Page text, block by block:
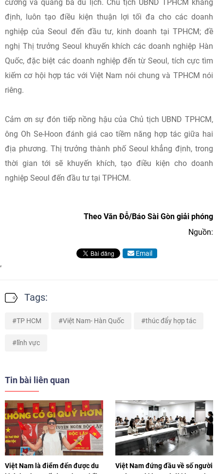
cường và quảng bá du lịch. Chủ tịch UBND TPHCM khẳng
định, luôn tạo điều kiện thuận lợi tối đa cho các doanh
nghiệp của Seoul đến đầu tư, kinh doanh tại TPHCM; đề
nghị Thị trưởng Seoul khuyến khích các doanh nghiệp Hàn
Quốc, đặc biệt các doanh nghiệp đến từ Seoul, tích cực tìm
kiếm cơ hội hợp tác với Việt Nam nói chung và TPHCM nói
riêng.
Cảm ơn sự đón tiếp nồng hậu của Chủ tịch UBND TPHCM,
ông Oh Se-Hoon đánh giá cao tiềm năng hợp tác giữa hai
địa phương. Thị trưởng thành phố Seoul khẳng định, trong
thời gian tới sẽ khuyến khích, tạo điều kiện cho doanh
nghiệp Seoul đến đầu tư tại TPHCM.
Theo Văn Đỗ/Báo Sài Gòn giải phóng
Nguồn:
Email
Tags:
TP HCM Việt Nam- Hàn Quốc thúc đẩy hợp tác
lĩnh vực
Tin bài liên quan
Việt Nam là điểm đến được du
Việt Nam đứng đầu về số người